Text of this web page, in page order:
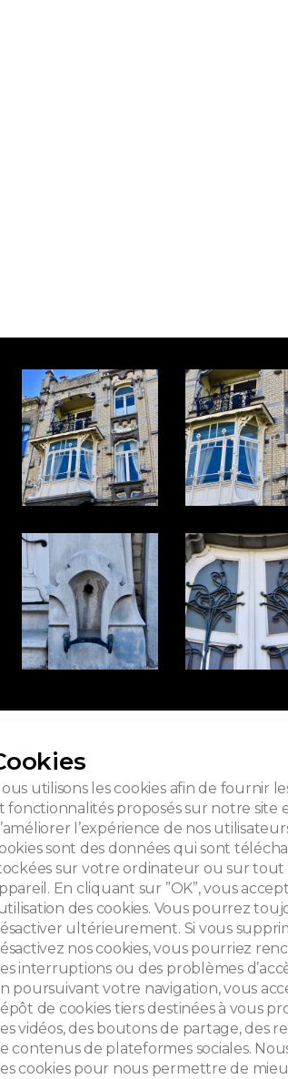
photos
utilisons les cookies afin de fournir
fonctionnalités proposés sur notre site
l’expérience de nos
sont des données qui sont
sur votre ordinateur ou sur
En cliquant sur ”OK”, vous
des cookies. Vous pourrez
ultérieurement. Si vous
nos cookies, vous pourriez
interruptions ou des problèmes
poursuivant votre navigation, vous
de cookies tiers destinées à vous
vidéos, des boutons de partage, des
contenus de plateformes sociales.
cookies pour nous permettre de